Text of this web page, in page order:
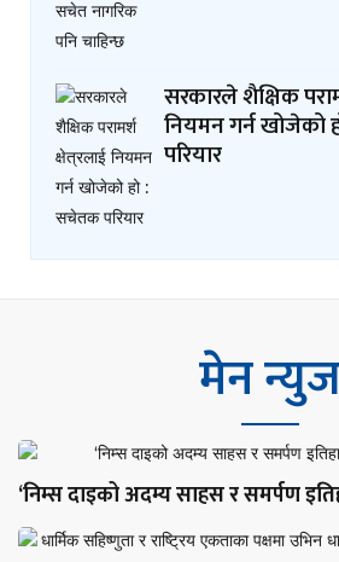
सरकारले शैक्षिक
नियमन गर्न
परियार
मेन
‘निम्स दाइको अदम्य साहस र समर्पण